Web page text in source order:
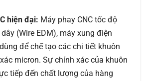
hiện đại: Máy phay CNC tốc độ
(Wire EDM), máy xung điện
để chế tạo các chi tiết khuôn
micron. Sự chính xác của khuôn
tiếp đến chất lượng của hàng